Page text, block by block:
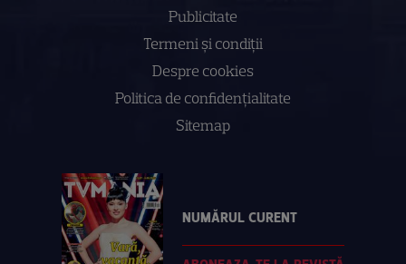
Publicitate
Termeni și condiții
Despre cookies
Politica de confidenţialitate
Sitemap
NUMĂRUL CURENT